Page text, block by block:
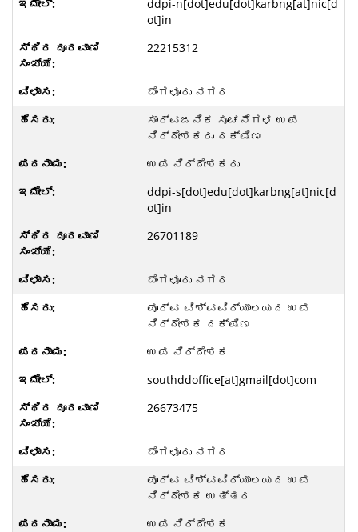
ddpi-n[dot]edu[dot]karbng[at]nic[d
ot]in
22215312
ಬೆಂಗಳೂರು ನಗರ
ಸಾರ್ವಜನಿಕ ಸೂಚನೆಗಳ ಉಪ
ನಿರ್ದೇಶಕರು ದಕ್ಷಿಣ
ಉಪ ನಿರ್ದೇಶಕರು
ddpi-s[dot]edu[dot]karbng[at]nic[d
ot]in
26701189
ಬೆಂಗಳೂರು ನಗರ
ಪೂರ್ವ ವಿಶ್ವವಿದ್ಯಾಲಯದ ಉಪ
ನಿರ್ದೇಶಕ ದಕ್ಷಿಣ
ಉಪ ನಿರ್ದೇಶಕ
southddoffice[at]gmail[dot]com
26673475
ಬೆಂಗಳೂರು ನಗರ
ಪೂರ್ವ ವಿಶ್ವವಿದ್ಯಾಲಯದ ಉಪ
ನಿರ್ದೇಶಕ ಉತ್ತರ
ಉಪ ನಿರ್ದೇಶಕ